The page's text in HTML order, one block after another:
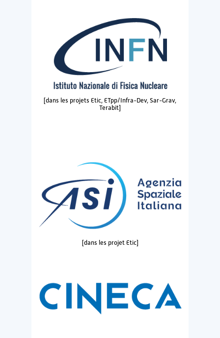
[dans les projets Etic, ETpp/Infra-Dev, Sar-Grav,
Terabit]
[dans les projet Etic]